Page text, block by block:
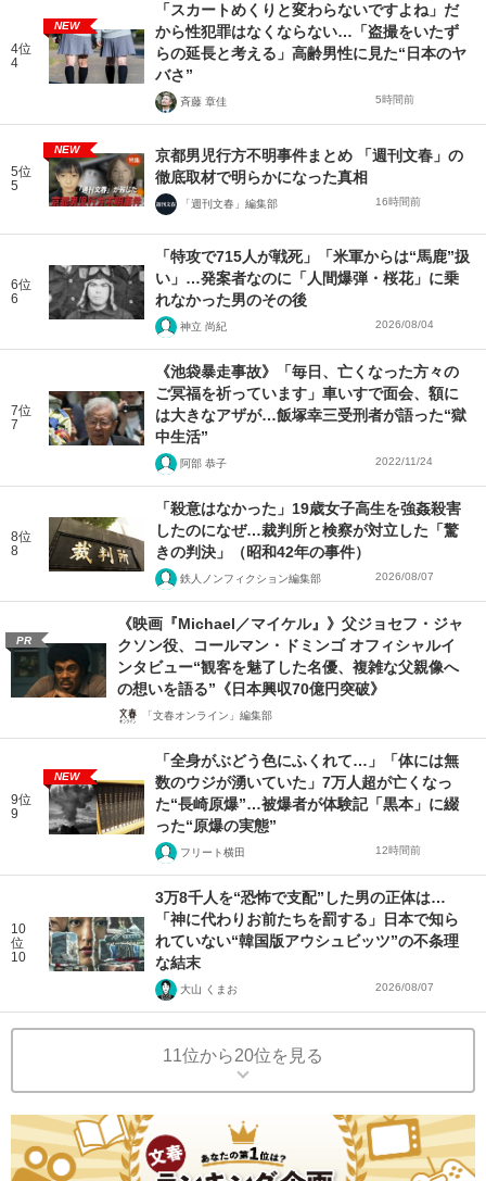
4位
4
NEW
「スカートめくりと変わらないですよね」だ
から性犯罪はなくならない…「盗撮をいたず
らの延長と考える」高齢男性に見た“日本のヤ
バさ”
斉藤 章佳 5時間前
5位
5
NEW
京都男児行方不明事件まとめ 「週刊文春」の
徹底取材で明らかになった真相
「週刊文春」編集部 16時間前
6位
6
「特攻で715人が戦死」「米軍からは“馬鹿”扱
い」…発案者なのに「人間爆弾・桜花」に乗
れなかった男のその後
神立 尚紀 2026/08/04
7位
7
《池袋暴走事故》「毎日、亡くなった方々の
ご冥福を祈っています」車いすで面会、額に
は大きなアザが…飯塚幸三受刑者が語った“獄
中生活”
阿部 恭子 2022/11/24
8位
8
「殺意はなかった」19歳女子高生を強姦殺害
したのになぜ…裁判所と検察が対立した「驚
きの判決」（昭和42年の事件）
鉄人ノンフィクション編集部 2026/08/07
PR
《映画『Michael／マイケル』》父ジョセフ・ジャ
クソン役、コールマン・ドミンゴ オフィシャルイ
ンタビュー“観客を魅了した名優、複雑な父親像へ
の想いを語る”《日本興収70億円突破》
「文春オンライン」編集部
9位
9
NEW
「全身がぶどう色にふくれて…」「体には無
数のウジが湧いていた」7万人超が亡くなっ
た“長崎原爆”…被爆者が体験記「黒本」に綴
った“原爆の実態”
フリート横田 12時間前
10
位
10
3万8千人を“恐怖で支配”した男の正体は…
「神に代わりお前たちを罰する」日本で知ら
れていない“韓国版アウシュビッツ”の不条理
な結末
大山 くまお 2026/08/07
11位から20位を見る